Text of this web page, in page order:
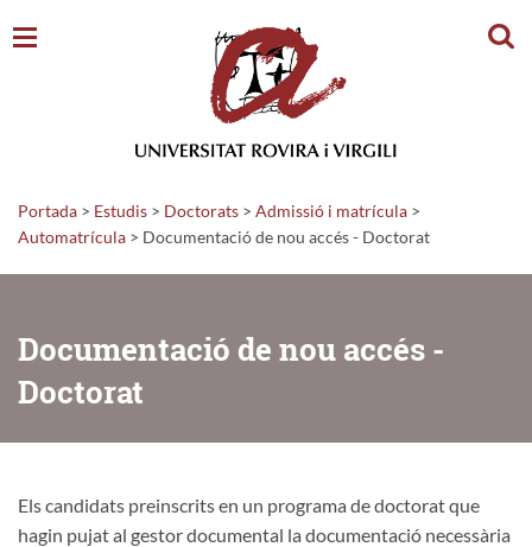
Portada > Estudis > Doctorats > Admissió i matrícula >
Automatrícula > Documentació de nou accés - Doctorat
Documentació de nou accés -
Doctorat
Els candidats preinscrits en un programa de doctorat que
hagin pujat al gestor documental la documentació necessària